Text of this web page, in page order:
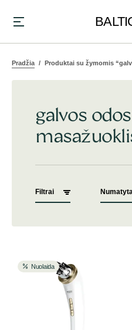
Pradžia Produktai su žymomis
galvos odos
Filtrai
Nuolaida